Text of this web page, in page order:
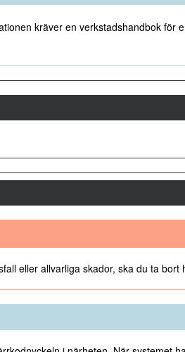
kräver en verkstadshandbok
eller allvarliga skador, ska du ta